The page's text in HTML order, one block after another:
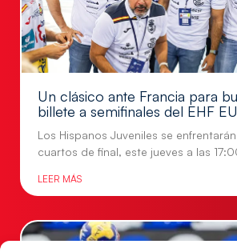
Un clásico ante Francia para
billete a semifinales del EHF
Los Hispanos Juveniles se
cuartos de final, este jueves a las
LEER MÁS